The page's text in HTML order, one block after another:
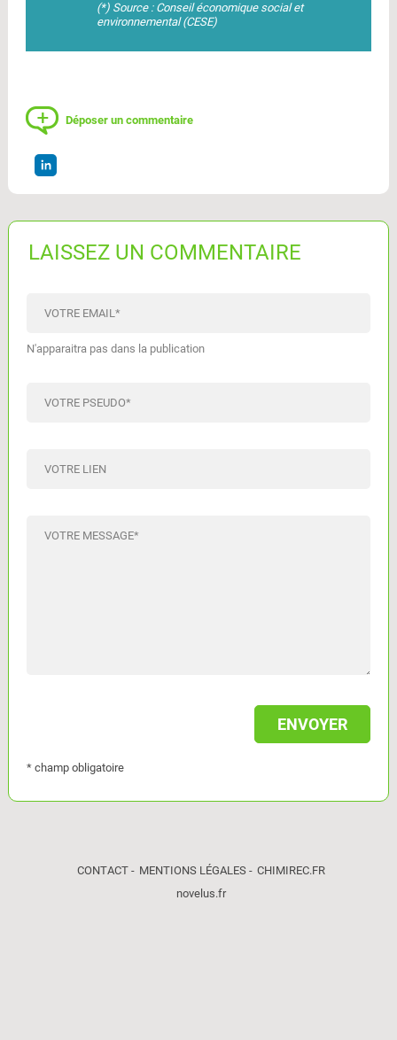
(*) Source : Conseil économique social et
environnemental (CESE)
Déposer un commentaire
LAISSEZ UN COMMENTAIRE
VOTRE EMAIL *
N'apparaitra pas dans la publication
VOTRE PSEUDO*
VOTRE LIEN
VOTRE MESSAGE*
* champ obligatoire
CONTACT MENTIONS LÉGALES
CHIMIREC.FR
novelus.fr